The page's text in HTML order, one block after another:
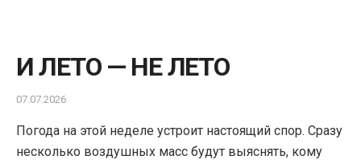
И ЛЕТО — НЕ ЛЕТО
07.07.2026
Погода на этой неделе устроит настоящий спор. Сразу
несколько воздушных масс будут выяснять, кому